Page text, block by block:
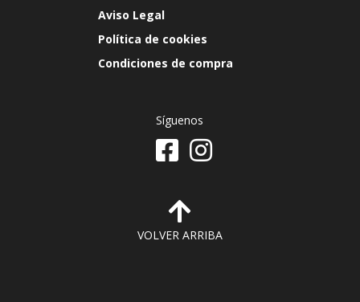
Aviso Legal
Política de cookies
Condiciones de compra
Síguenos
VOLVER ARRIBA